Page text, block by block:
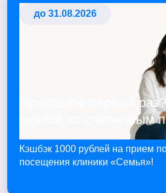
до 31.08.2026
Приходите первый
рублей на счет новым
Кэшбэк 1000 рублей на прием
посещения клиники «Семья»!